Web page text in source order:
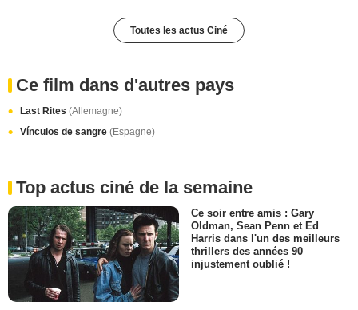
Toutes les actus Ciné
Ce film dans d'autres pays
Last Rites (Allemagne)
Vínculos de sangre (Espagne)
Top actus ciné de la semaine
Ce soir entre amis : Gary
Oldman, Sean Penn et Ed
Harris dans l'un des meilleurs
thrillers des années 90
injustement oublié !